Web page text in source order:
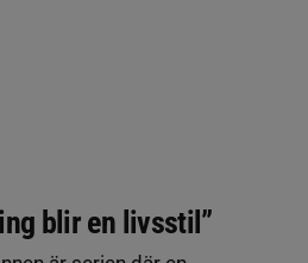
blir en livsstil”